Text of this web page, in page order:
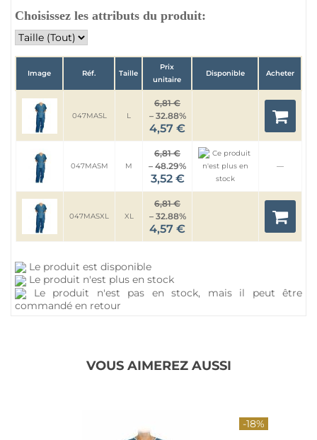
Choisissez les attributs du produit:
Image Réf. Taille
Prix
unitaire
Disponible Acheter
047MASL L
6,81 €
– 32.88%
4,57 €
047MASM M
6,81 €
– 48.29%
3,52 €
—
047MASXL XL
6,81 €
– 32.88%
4,57 €
Le produit est disponible
Le produit n'est plus en stock
Le produit n'est pas en stock, mais il peut être
commandé en retour
VOUS AIMEREZ AUSSI
-18%